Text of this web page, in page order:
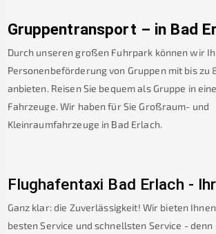
Gruppentransport – in Bad
Durch unseren großen Fuhrpark können wir
Personenbeförderung von Gruppen mit bis zu
anbieten. Reisen Sie bequem als Gruppe in
Fahrzeuge. Wir haben für Sie Großraum- und
Kleinraumfahrzeuge in Bad Erlach.
Flughafentaxi Bad Erlach -
Ganz klar: die Zuverlässigkeit! Wir bieten
besten Service und schnellsten Service - denn